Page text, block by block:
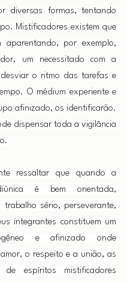
diversas formas, tentando
Mistificadores existem que
aparentando, por exemplo,
um necessitado com a
o ritmo das tarefas e
O médium experiente e
afinizado, os identificarão.
dispensar toda a vigilância
ressaltar que quando a
é bem orientada,
trabalho sério, perseverante,
integrantes constituem um
e afinizado onde
o respeito e a união, as
de espíritos mistificadores